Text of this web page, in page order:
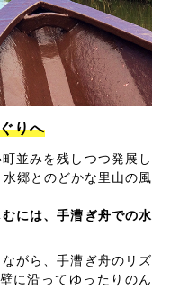
りへ
並みを残しつつ発展し
水郷とのどかな里山の風
には、手漕ぎ舟での水
がら、手漕ぎ舟のリズ
に沿ってゆったりのん